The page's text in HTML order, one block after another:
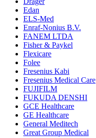
Edan
ELS-Med
Enraf-Nonius B.V.
FANEM LTDA
Fisher & Paykel
Flexicare
Folee
Fresenius Kabi
Fresenius Medical Care
FUJIFILM
FUKUDA DENSHI
GCE Healthcare
GE Healthcare
General Meditech
Great Group Medical